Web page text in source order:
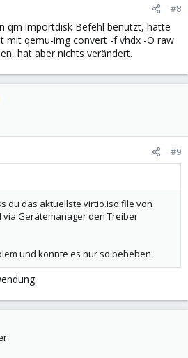
#8
qm importdisk Befehl benutzt, hatte
mit qemu-img convert -f vhdx -O raw
hat aber nichts verändert.
#9
du das aktuellste virtio.iso file von
via Gerätemanager den Treiber
und konnte es nur so beheben.